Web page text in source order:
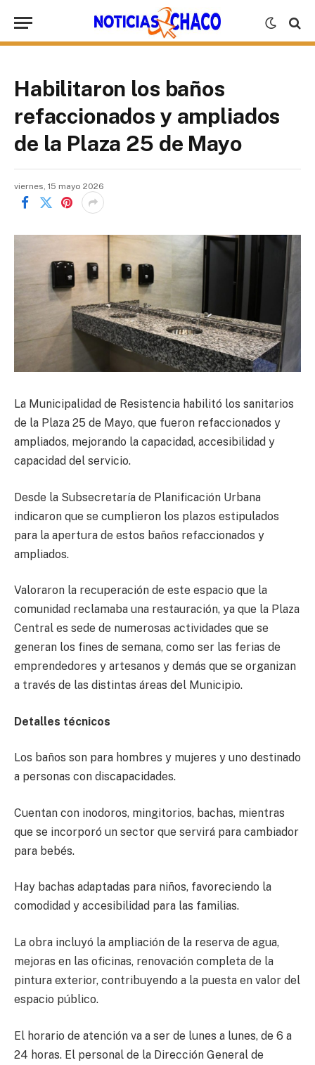
Habilitaron los baños
refaccionados y ampliados
de la Plaza 25 de Mayo
viernes, 15 mayo 2026
La Municipalidad de Resistencia habilitó los sanitarios
de la Plaza 25 de Mayo, que fueron refaccionados y
ampliados, mejorando la capacidad, accesibilidad y
capacidad del servicio.
Desde la Subsecretaría de Planificación Urbana
indicaron que se cumplieron los plazos estipulados
para la apertura de estos baños refaccionados y
ampliados.
Valoraron la recuperación de este espacio que la
comunidad reclamaba una restauración, ya que la Plaza
Central es sede de numerosas actividades que se
generan los fines de semana, como ser las ferias de
emprendedores y artesanos y demás que se organizan
a través de las distintas áreas del Municipio.
Detalles técnicos
Los baños son para hombres y mujeres y uno destinado
a personas con discapacidades.
Cuentan con inodoros, mingitorios, bachas, mientras
que se incorporó un sector que servirá para cambiador
para bebés.
Hay bachas adaptadas para niños, favoreciendo la
comodidad y accesibilidad para las familias.
La obra incluyó la ampliación de la reserva de agua,
mejoras en las oficinas, renovación completa de la
pintura exterior, contribuyendo a la puesta en valor del
espacio público.
El horario de atención va a ser de lunes a lunes, de 6 a
24 horas. El personal de la Dirección General de